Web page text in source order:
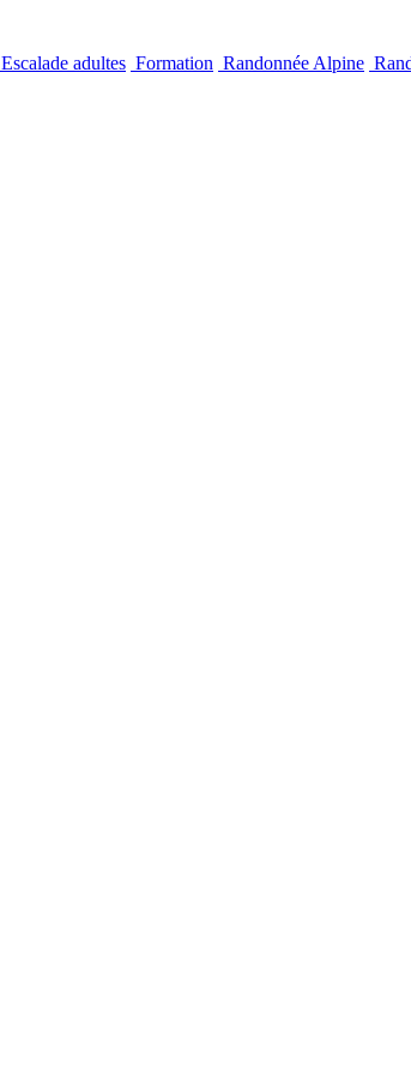
Escalade adultes Formation Randonnée Alpine